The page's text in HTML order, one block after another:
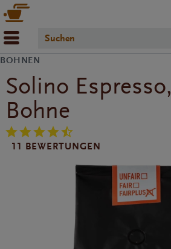
BOHNEN
Solino Espresso,
Bohne
11 BEWERTUNGEN